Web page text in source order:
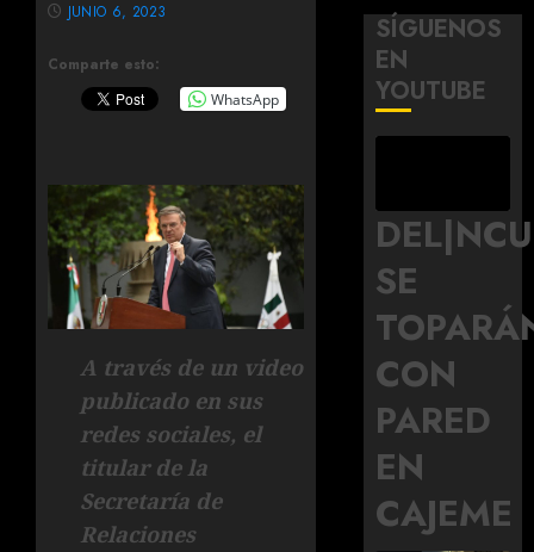
Comparte esto:
WhatsApp
JUNIO 6, 2023
A través de un video
publicado en sus
redes sociales, el
titular de la
Secretaría de
Relaciones
SÍGUENOS
EN
YOUTUBE
SE
CON
PARED
EN
CAJEME